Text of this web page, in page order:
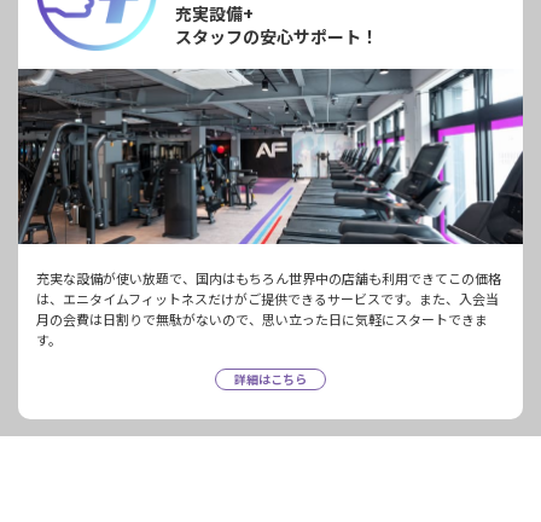
充実設備+
スタッフの安心サポート！
充実な設備が使い放題で、国内はもちろん世界中の店舗も利用できてこの価格
は、エニタイムフィットネスだけがご提供できるサービスです。また、入会当
月の会費は日割りで無駄がないので、思い立った日に気軽にスタートできま
す。
詳細はこちら